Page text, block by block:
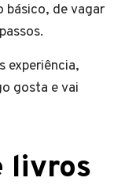
básico, de vagar
experiência,
gosta e vai
livros